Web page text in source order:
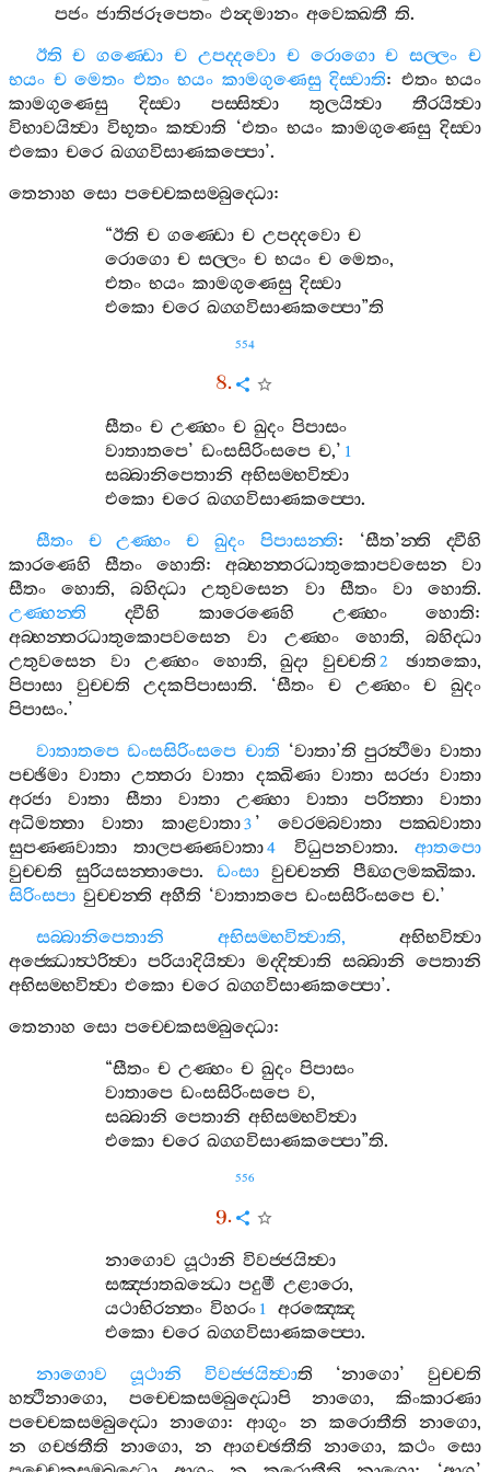
පජං ජාතිජරූපෙතං ඵන්‍දමානං අවෙක‍්ඛතී ති.
ඊති ච ගණ‍්ඩො ච උපද‍්දවො ච රොගො ච සල‍්ලං ච
භයං ච මෙතං එතං භයං කාමගුණෙසු දිස‍්වාති: එතං භයං
කාමගුණෙසු
දිස‍්වා පස‍්සිත්‍වා තුලයිත්‍වා
තීරයිත්‍වා
විභාවයිත්‍වා විභූතං කත්‍වාති ‘එතං භයං කාමගුණෙසු දිස‍්වා
එකො චරෙ ඛග‍්ගවිසාණකප‍්පො’.
තෙනාහ සො පච‍්චෙකසම‍්බුද‍්ධො:
“ඊති ච ගණ‍්ඩො ච උපද‍්දවො ච
රොගො ච සල‍්ලං ච භයං ච මෙතං,
එතං භයං කාමගුණෙසු දිස‍්වා
එකො චරෙ ඛග‍්ගවිසාණකප‍්පො”ති
554
8.
සීතං ච උණ‍්හං ච ඛුදං පිපාසං
වාතාතපෙ’ ඩංසසිරිංසපෙ ච,’ 1
සබ‍්බානිපෙතානි අභිසම‍්භවිත්‍වා
එකො චරෙ ඛග‍්ගවිසාණකප‍්පො.
සීතං
ච උණ‍්හං ච ඛුදං පිපාසන‍්ති: ‘සීත’න‍්ති
ද‍්වීහි
කාරණෙහි
සීතං හොති:අබ‍්භන‍්තරධාතුකොපවසෙන
වා
සීතං
හොති,බහිද‍්ධා උතුවසෙන වා සීතං වා හොති.
උණ‍්හන‍්ති
ද‍්වීහි කාරෙණෙහි උණ‍්හං හොති:
අබ‍්භන‍්තරධාතුකොපවසෙන
වා උණ‍්හං හොති, බහිද‍්ධා
උතුවසෙන
වා උණ‍්හං හොති,ඛුදා වුච‍්චති 2 ඡාතකො,
පිපාසා
වුච‍්චති උදකපිපාසාති. ‘සීතං ච උණ‍්හං ච
ඛුදං
පිපාසං.’
වාතාතපෙ ඩංසසිරිංසපෙ චාති ‘වාතා’ති පුරත්‍ථිමා වාතා
පච‍්ඡිමා වාතා උත‍්තරා වාතා දක‍්ඛිණා වාතා සරජා වාතා
අරජා
වාතා සීතා වාතා උණ‍්හා වාතා පරිත‍්තා
වාතා
අධිමත‍්තා
වාතා කාළවාතා 3 ’ වෙරම‍්බවාතා
පක‍්ඛවාතා
සුපණ‍්ණවාතා
තාලපණ‍්ණවාතා4 විධුපනවාතා.ආතපො
වුච‍්චති
සුරියසන‍්තාපො. ඩංසා වුච‍්චන‍්ති පීඞ‍්ගලමක‍්ඛිකා.
සිරිංසපා වුච‍්චන‍්ති අහීති ‘වාතාතපෙ ඩංසසිරිංසපෙ ච.’
සබ‍්බානිපෙතානි
අභිසම‍්භවිත්‍වාති,
අභිභවිත්‍වා
අජ‍්ඣොත්‍ථරිත්‍වා පරියාදියිත්‍වා මද‍්දිත්‍වාති සබ‍්බානි පෙතානි
අභිසම‍්භවිත්‍වා එකො චරෙ ඛග‍්ගවිසාණකප‍්පො’.
තෙනාහ සො පච‍්චෙකසම‍්බුද‍්ධො:
“සීතං ච උණ‍්හං ච ඛුදං පිපාසං
වාතාපෙ ඩංසසිරිංසපෙ ව,
සබ‍්බානි පෙතානි අභිසම‍්භවිත්‍වා
එකො චරෙ ඛග‍්ගවිසාණකප‍්පො”ති.
556
9.
නාගොව යූථානි විවජ‍්ජයිත්‍වා
සඤ‍්ජාතඛන්‍ධො පදුමී උළාරො,
යථාභිරන‍්තං විහරං 1
අරඤ‍්ඤෙ
එකො චරෙ ඛග‍්ගවිසාණකප‍්පො.
නාගොව
යූථානි විවජ‍්ජයිත්‍වාති ‘නාගො’ වුච‍්චති
හත්‍ථිනාගො, පච‍්චෙකසම‍්බුද‍්ධොපි නාගො,කිංකාරණා
පච‍්චෙකසම‍්බුද‍්ධො නාගො:ආගුං න කරොතීති නාගො,
න
ගච‍්ඡතීති නාගො, න ආගච‍්ඡතීති නාගො,කථං සො